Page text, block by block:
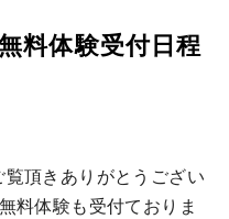
料体験受付日程
頂きありがとうござい
料体験も受付ておりま